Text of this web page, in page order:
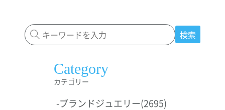
検索
Category
カテゴリー
-ブランドジュエリー(2695)